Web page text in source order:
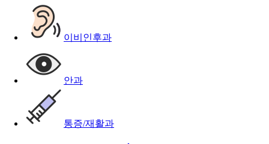
이비인후과
안과
통증/재활과